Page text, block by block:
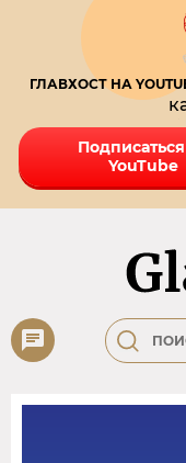
ГЛАВХОСТ НА
YouTube